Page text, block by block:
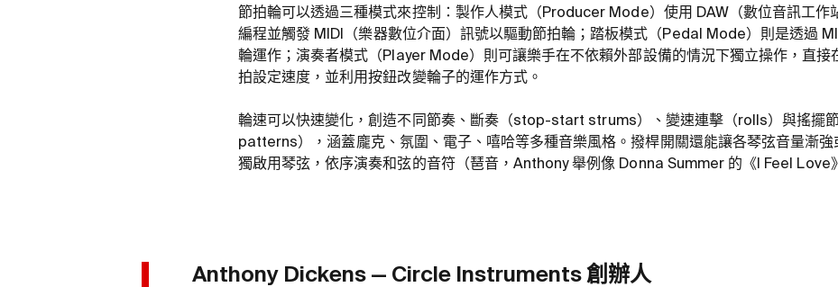
節拍輪可以透過三種模式來控制：製作人模式（Producer Mode）使用 DAW（數位音訊工作
編程並觸發 MIDI（樂器數位介面）訊號以驅動節拍輪；踏板模式（Pedal Mode）則是透過
輪運作；演奏者模式（Player Mode）則可讓樂手在不依賴外部設備的情況下獨立操作，直接
拍設定速度，並利用按鈕改變輪子的運作方式。
輪速可以快速變化，創造不同節奏、斷奏（stop-start strums）、變速連擊（rolls）與搖擺
patterns），涵蓋龐克、氛圍、電子、嘻哈等多種音樂風格。撥桿開關還能讓各琴弦音量漸強
獨啟用琴弦，依序演奏和弦的音符（琶音，Anthony 舉例像 Donna Summer 的《I Feel Love
Anthony Dickens — Circle Instruments 創辦人